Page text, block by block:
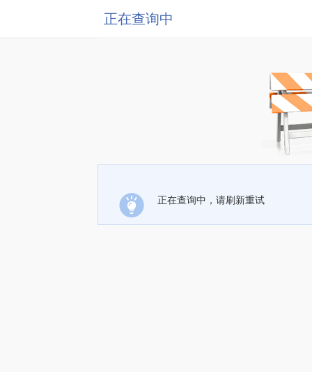
正在查询中
正在查询中，请刷新重试